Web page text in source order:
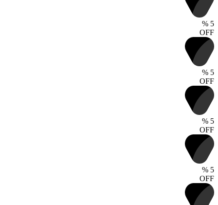
5
%
OFF
5
%
OFF
5
%
OFF
5
%
OFF